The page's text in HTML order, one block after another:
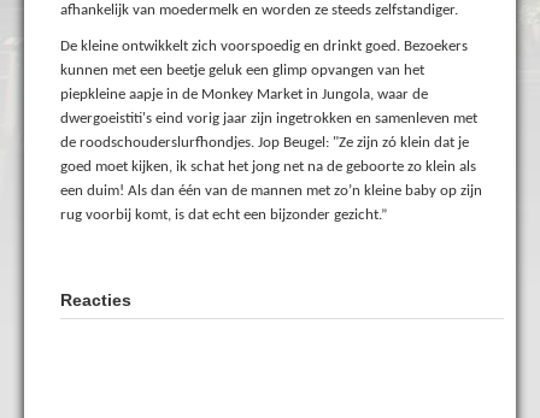
afhankelijk van moedermelk en worden ze steeds zelfstandiger.
De kleine ontwikkelt zich voorspoedig en drinkt goed. Bezoekers
kunnen met een beetje geluk een glimp opvangen van het
piepkleine aapje in de Monkey Market in Jungola, waar de
dwergoeistiti's eind vorig jaar zijn ingetrokken en samenleven met
de roodschouderslurfhondjes. Jop Beugel: "Ze zijn zó klein dat je
goed moet kijken, ik schat het jong net na de geboorte zo klein als
een duim! Als dan één van de mannen met zo’n kleine baby op zijn
rug voorbij komt, is dat echt een bijzonder gezicht.”
Reacties